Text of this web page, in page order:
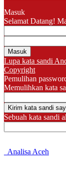
Masuk
Selamat Datang!
Lupa kata sandi
Copyright
Pemulihan
Memulihkan kata
Sebuah kata sandi
Analisa Aceh